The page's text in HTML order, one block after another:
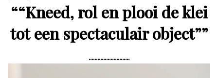
““Kneed, rol en plooi de klei
tot een spectaculair object””